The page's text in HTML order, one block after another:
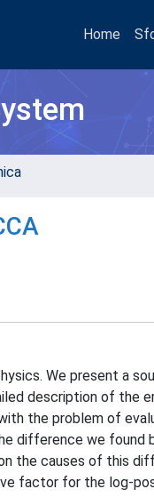
Home
We present a
description of the
the problem of
difference we found
the causes of this
factor for the log-